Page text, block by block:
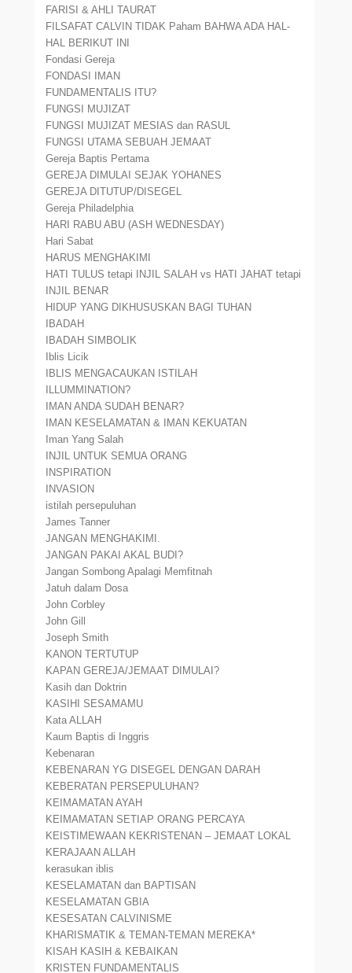
FARISI & AHLI TAURAT
FILSAFAT CALVIN TIDAK Paham BAHWA ADA HAL-
HAL BERIKUT INI
Fondasi Gereja
FONDASI IMAN
FUNDAMENTALIS ITU?
FUNGSI MUJIZAT
FUNGSI MUJIZAT MESIAS dan RASUL
FUNGSI UTAMA SEBUAH JEMAAT
Gereja Baptis Pertama
GEREJA DIMULAI SEJAK YOHANES
GEREJA DITUTUP/DISEGEL
Gereja Philadelphia
HARI RABU ABU (ASH WEDNESDAY)
Hari Sabat
HARUS MENGHAKIMI
HATI TULUS tetapi INJIL SALAH vs HATI JAHAT tetapi
INJIL BENAR
HIDUP YANG DIKHUSUSKAN BAGI TUHAN
IBADAH
IBADAH SIMBOLIK
Iblis Licik
IBLIS MENGACAUKAN ISTILAH
ILLUMMINATION?
IMAN ANDA SUDAH BENAR?
IMAN KESELAMATAN & IMAN KEKUATAN
Iman Yang Salah
INJIL UNTUK SEMUA ORANG
INSPIRATION
INVASION
istilah persepuluhan
James Tanner
JANGAN MENGHAKIMI.
JANGAN PAKAI AKAL BUDI?
Jangan Sombong Apalagi Memfitnah
Jatuh dalam Dosa
John Corbley
John Gill
Joseph Smith
KANON TERTUTUP
KAPAN GEREJA/JEMAAT DIMULAI?
Kasih dan Doktrin
KASIHI SESAMAMU
Kata ALLAH
Kaum Baptis di Inggris
Kebenaran
KEBENARAN YG DISEGEL DENGAN DARAH
KEBERATAN PERSEPULUHAN?
KEIMAMATAN AYAH
KEIMAMATAN SETIAP ORANG PERCAYA
KEISTIMEWAAN KEKRISTENAN – JEMAAT LOKAL
KERAJAAN ALLAH
kerasukan iblis
KESELAMATAN dan BAPTISAN
KESELAMATAN GBIA
KESESATAN CALVINISME
KHARISMATIK & TEMAN-TEMAN MEREKA*
KISAH KASIH & KEBAIKAN
KRISTEN FUNDAMENTALIS